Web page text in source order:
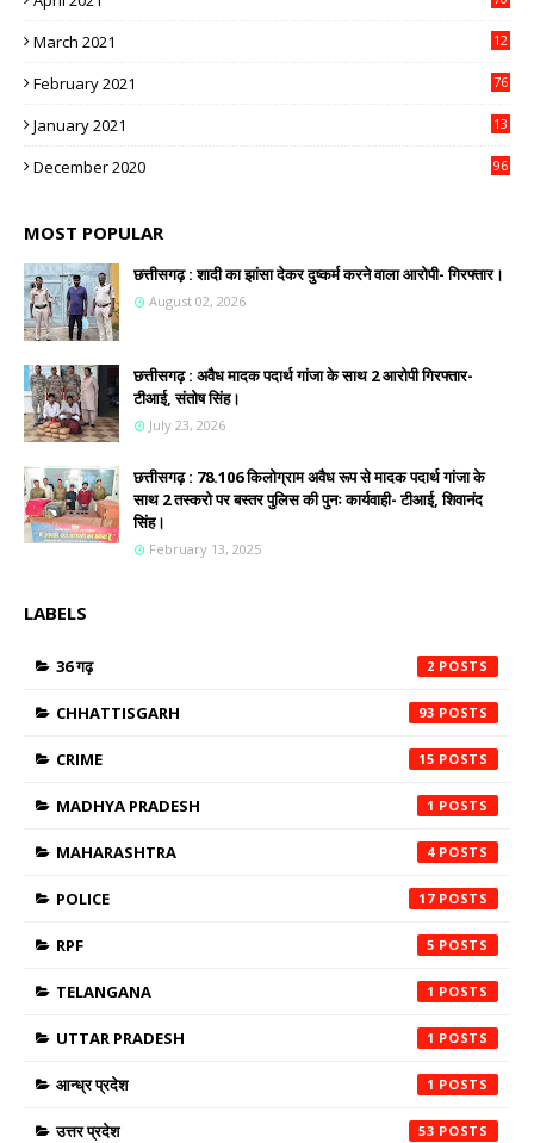
March 2021
12
February 2021 76
January 2021
13
December 2020 96
MOST POPULAR
छत्तीसगढ़ : शादी का झांसा देकर दुष्कर्म करने वाला आरोपी- गिरफ्तार।
August 02, 2026
छत्तीसगढ़ : अवैध मादक पदार्थ गांजा के साथ 2 आरोपी गिरफ्तार-
टीआई, संतोष सिंह।
July 23, 2026
छत्तीसगढ़ : 78.106 किलोग्राम अवैध रूप से मादक पदार्थ गांजा के
साथ 2 तस्करो पर बस्तर पुलिस की पुनः कार्यवाही- टीआई, शिवानंद
सिंह।
February 13, 2025
LABELS
36 गढ़ 2
CHHATTISGARH 93
CRIME 15
MADHYA PRADESH 1
MAHARASHTRA 4
POLICE 17
RPF 5
TELANGANA 1
UTTAR PRADESH 1
आन्ध्र प्रदेश 1
उत्तर प्रदेश 53